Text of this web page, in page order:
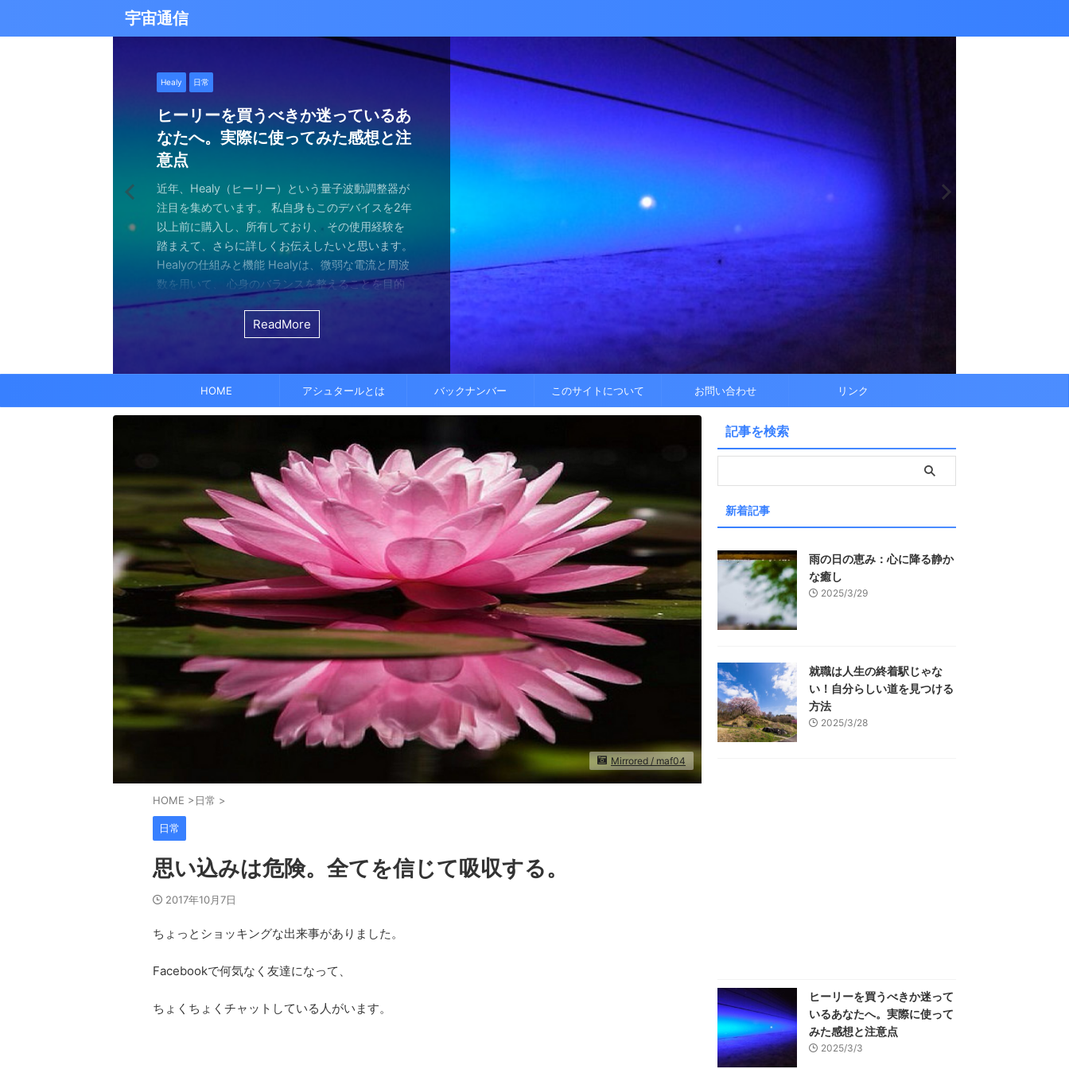
宇宙通信
日常 津留晃一
雨の日の恵み：心に降る静かな癒し
雨の音を聞いたことはありますか？ 窓ガラスを叩
く優しい音、屋根を打つリズミカルな音、 そして
地面に落ちる繊細な音。 それぞれが奏でるハーモ
ニーは、 私たちの心に特別な空間を作り出してく
れます。 雨は大地だけでなく、心も潤す 今日は何
となく、 降り続ける雨を眺めていました。 最初は
予定していた釣りができなくなり、少し残念に思い
ました。 でも、温かいコーヒーを入れ、 窓辺に座
って雨景色を眺めていると、不思議と心が落ち着い
てきたのです。 雨は自然界の浄化装置です。 土埃
を洗い流し、植物に命の水を与え、空気を清 ...
ReadMore
バシャール
就職は人生の終着駅じゃない！自分
らしい道を見つける方法
激しい花粉と黄砂の季節に考えたこと・・・ 今年
の花粉、そして黄砂ヤバくないですか？ マスクを
して、目をゴロゴロさせながら、くしゃみと戦う
日々。 朝起きたときから、鼻水との格闘が始まり
ます。 先日、電車の中で、目を真っ赤にして、テ
ィッシュを使い果たした私。 周りの人たちも同じ
ような状態で、まるで「花粉症戦争」の真っ只中。
そんな辛い朝、ふと考えました。 この花粉症との
戦いって、進学や就職前の気持ちに似ているな、
と。 先の見えない不安、どうしようもない状況、
ReadMore
Healy 日常
ヒーリーを買うべきか迷っているあ
なたへ。実際に使ってみた感想と注
意点
近年、Healy（ヒーリー）という量子波動調整器が
注目を集めています。 私自身もこのデバイスを2年
以上前に購入し、所有しており、 その使用経験を
踏まえて、さらに詳しくお伝えしたいと思います。
Healyの仕組みと機能 Healyは、微弱な電流と周波
数を用いて、 心身のバランスを整えることを目的
としたウェアラブルデバイスです。 専用のアプリ
と連携し、電極を介して身体に微弱な電流を流すこ
とで、 個人の必要とする周波数を分析・適用しま
ReadMore
バシャール
エネルギーの法則 〜最近どハマり
していました〜
最近、めちゃくちゃYouTubeやSNSを見ていたの
ですが、 気づいたら政治とか社会問題のニュース
ばかり見ていました。 特にトランプの発言やDSの
悪行、財務省解体、１０３万円の壁など・・・・。
別にそれを見て何かが解決できるわけではないの
に、 どんどんハマってしまいました。 なんだか、
自分の心のモヤモヤを代弁してくれる感じがするの
でしょうか？ つい次々と見てしまうのです。 そし
て、気づいたら めちゃくちゃ波動が下がっていま
した！（笑） どうして気づいたのかといえば ...
ReadMore
日常
現実を変える
最近疲れ気味です。 というのも、現実とは何か？
結構悩むんですよね。 自分の理想の姿を考える
と、 今、全然そうなっていない。 地位も名誉もな
い。お金もない。自由もない（笑） でもねぇ、 た
まにそれでもいいわと思える時もあるんです。 そ
んなことは問題じゃなくて、 今ここに生きている
ことだけで幸せという時がある。 それは、どうい
うときかといえば 今ここにいる時 今に集中して、
今を楽しんでいるとき。 先日ワカサギ釣りに行き
ました。 氷に穴をあけて糸を垂らすやつ。 &nb ...
ReadMore
日常
今、ここにいること
２０２５年あけましておめでとうございます。 今
年もよろしくお願い致します。 とはいえ、近年お
正月という感覚はありませんね。 いつの間にか年
が明けて、 いつの間にか過ぎ去っていく。 なんて
書くと、新年から暗いかな（笑） まあ、それだけ
歳をとったということでしょう。 昨年末は結構忙
しくてきつかったのですが、 年始は暇。 暇になる
と思うことはありますよね。 自分は今ここを生き
ているのか？ 我々の現実は今ここだけなのです
が、 未来を見ちゃったり、過去を悔んだり &nbsp
ReadMore
Healy 日常
もしかしてだけどHealy（量子波動
調整器）のせいなの？
ちょっと前に 最近ヒーリー（Healy）つかってない
なー みたいなブログを書いたと思います。 Healy
とは Healyはドイツで研究開発され、製造された最
新の人工知能を利用した 健康をサポートする製品
です。 弱い電気パルスを使用して体をよりバラン
スのとれた状態にする、 周波数応用のアイデアに
基づいて設計された小型の電子デバイスです。 細
胞レベルで人体を調整し、健康的な生活をサポート
します。 そうなんです。 あんまり使っていませ
ん。 というのも しばらく意欲というか、やる気が
ReadMore
日常
iPad 第10世代買いました
アマゾンのブラックフライデー Ipadが安くなって
いましたね。 ということで第１０世代（無印）購
入してしまいました。 これで今まで使っていた
ipad Pro(初代）とはおさらばです。 特に困ってい
たわけでもなく、iPad自体はほとんど使っていなか
ったので 変えなくても良かったのですが、 気分で
す（笑） こういうの重要ですよね。 気分が乗った
からやるというノリ。 実際変えてみてUSBーC端
子はすごくいい。 Lightningの呪縛から解放される
のだけでも めちゃくちゃいい。 &n ...
ReadMore
Healy 日常
久し振りにHealy（ヒーリー）量子
波動調整器について
久しぶりにHealy（ヒーリー）量子波動調整器につ
いて触れてみる。 こちら小さい割には結構高いデ
バイスです。 買う時も結構迷いました。 でもねぇ
やっぱり限られた人生 波動を良くして豊かな人生
を送りたいじゃないですか。 だから、多少の投資
は仕方ないし 試してみないとわからないと購入し
ました。 それでです。 一年ぐらいはほどほどに使
っていたのはいたのですが、 やはり実感がね。 良
くなっているという実感が乏しい。 これ、たぶん
宗教と同じで 一人でやっているからだと思う。 近
ReadMore
日常
大谷さんの通訳、水原さんの解雇に
思う
ちょっとびっくりしました。 多分今、かなり有名
な通訳だと思う水原さんが解雇されたようです。
それも違法賭博か・・・ 違法かどうかは別として
賭博が原因で解雇とは・・・ とってもつらい。 自
分は特に野球が好きとか 大谷さんが好きというな
わけではないし、 水原さんに思い入れがあるわけ
でもない。 でもねえ・・・ 今の水原さんの気持ち
を考えるとなんかつらい。 というのも、多額の借
金を背負いながら 何とかしたいと日々思いながら
一生懸命仕事していたわけでしょ。 ...
ReadMore
HOME アシュタールとは バックナンバー このサイトについて お問い合わせ リンク
Mirrored / maf04
HOME >日常 >
日常
思い込みは危険。全てを信じて吸収する。
2017年10月7日
ちょっとショッキングな出来事がありました。
Facebookで何気なく友達になって、
ちょくちょくチャットしている人がいます。
記事を検索
新着記事
雨の日の恵み：心に降る静か
な癒し
2025/3/29
就職は人生の終着駅じゃな
い！自分らしい道を見つける
方法
2025/3/28
ヒーリーを買うべきか迷って
いるあなたへ。実際に使って
みた感想と注意点
2025/3/3